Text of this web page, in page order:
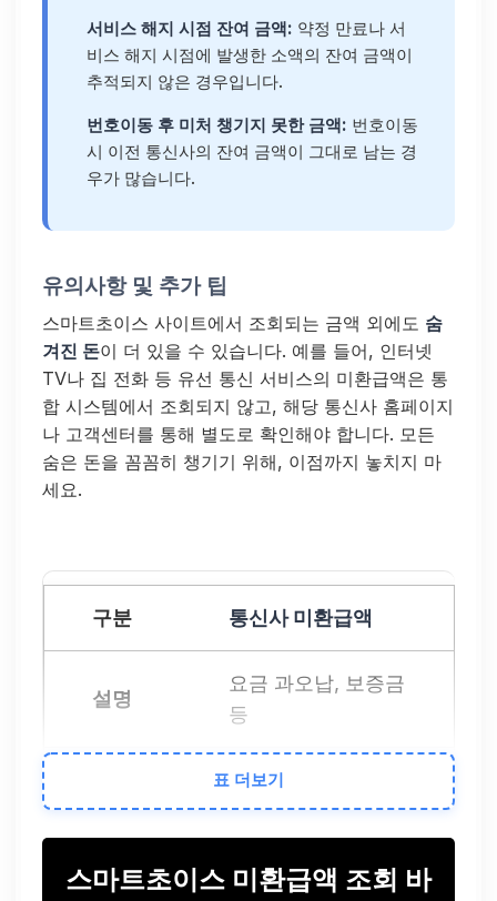
서비스 해지 시점 잔여 금액: 약정 만료나 서
비스 해지 시점에 발생한 소액의 잔여 금액이
추적되지 않은 경우입니다.
번호이동 후 미처 챙기지 못한 금액: 번호이동
시 이전 통신사의 잔여 금액이 그대로 남는 경
우가 많습니다.
유의사항 및 추가 팁
스마트초이스 사이트에서 조회되는 금액 외에도 숨
겨진 돈이 더 있을 수 있습니다. 예를 들어, 인터넷
TV나 집 전화 등 유선 통신 서비스의 미환급액은 통
합 시스템에서 조회되지 않고, 해당 통신사 홈페이지
나 고객센터를 통해 별도로 확인해야 합니다. 모든
숨은 돈을 꼼꼼히 챙기기 위해, 이점까지 놓치지 마
세요.
통신사 미환급액
요금 과오납, 보증금
등
스마트초이스(통합 조
회)
유선 통신 미환급액
표 더보기
스마트초이스 미환급액 조회 바